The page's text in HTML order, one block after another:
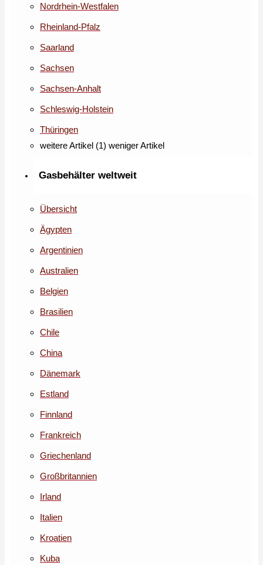
Nordrhein-Westfalen
Rheinland-Pfalz
Saarland
Sachsen
Sachsen-Anhalt
Schleswig-Holstein
Thüringen
weitere Artikel (1) weniger Artikel
Gasbehälter weltweit
Übersicht
Ägypten
Argentinien
Australien
Belgien
Brasilien
Chile
China
Dänemark
Estland
Finnland
Frankreich
Griechenland
Großbritannien
Irland
Italien
Kroatien
Kuba